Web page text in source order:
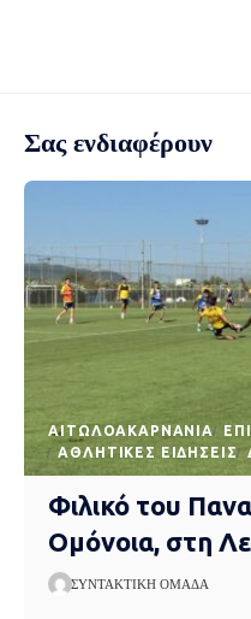
Σας ενδιαφέρουν
AΙΤΩΛΟΑΚΑΡΝΑΝΊΑ
ΑΘΛΗΤΙΚΈΣ ΕΙΔΉΣΕΙΣ
Φιλικό του
Ομόνοια, στη
ΣΥΝΤΑΚΤΙΚΉ ΟΜΆΔΑ